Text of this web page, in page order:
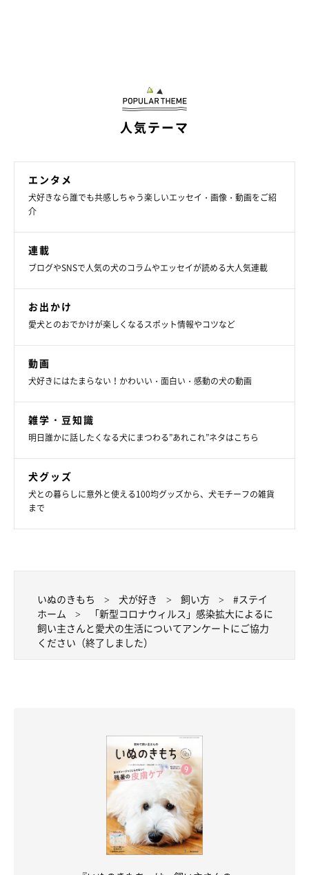
人気テーマ
エンタメ
犬好きなら誰でも共感しちゃう楽しいエッセイ・画像・動画をご紹
介
連載
ブログやSNSで人気の犬のコラムやエッセイが読める大人気連載
お出かけ
愛犬とのおでかけが楽しくなるスポット情報やコツなど
動画
犬好きにはたまらない！かわいい・面白い・感動の犬の動画
雑学・豆知識
明日誰かに話したくなる犬にまつわる”あれこれ”ネタはこちら
犬グッズ
犬との暮らしに意外と使える100均グッズから、犬モチーフの雑貨
まで
いぬのきもち 犬が好き 飼い方
#ステイ
ホーム
「新型コロナウィルス」感染拡大によるに
飼い主さんと愛犬の生活についてアンケートにご協力
ください（終了しました）